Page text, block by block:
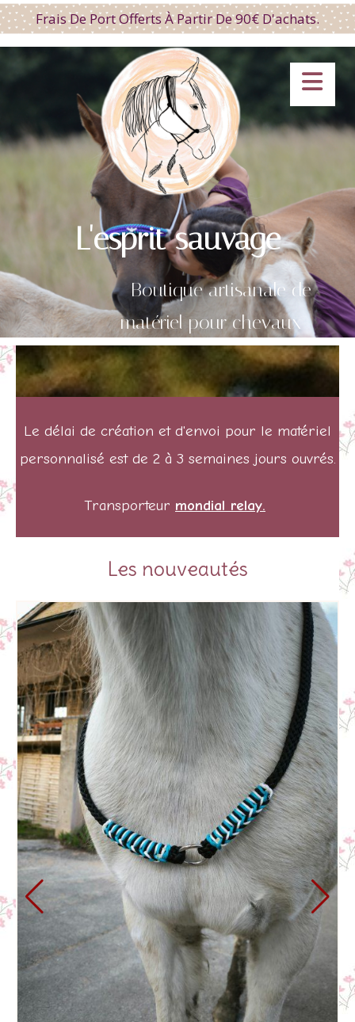
Frais De Port Offerts À Partir De 90€ D'achats.
L'esprit sauvage
Boutique artisanale de
matériel pour chevaux
Le délai de création et d'envoi pour le matériel
personnalisé est de 2 à 3 semaines jours ouvrés.
Transporteur mondial relay.
Les nouveautés
Panneau de gestion des cookies